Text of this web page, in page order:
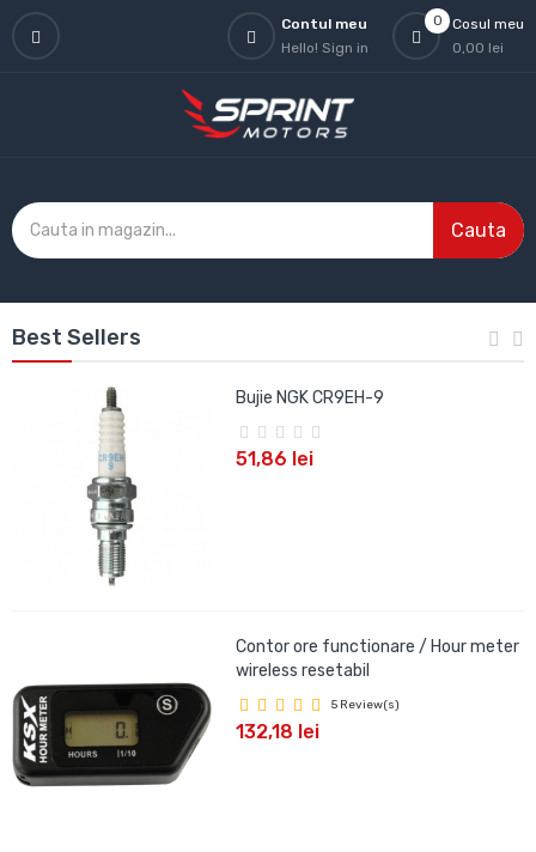
0
Cosul meu
0,00 lei
Contul meu
Hello! Sign in
Cauta
Best Sellers
Bujie NGK CR9EH-9
51,86 lei
Contor ore functionare / Hour meter
wireless resetabil
5 Review(s)
132,18 lei